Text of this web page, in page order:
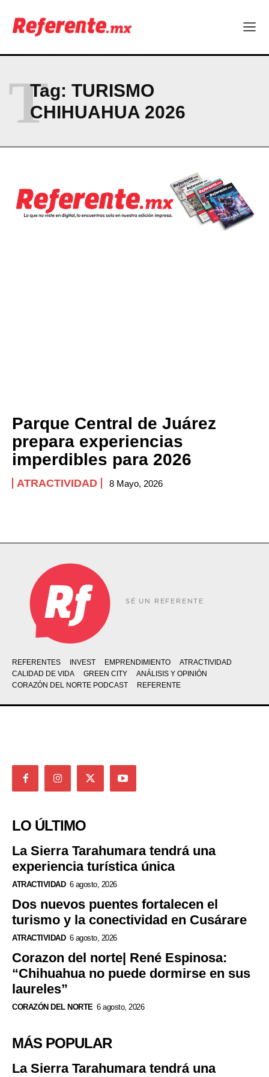
ABOUT
NEWSLETTER
Tag: TURISMO
CHIHUAHUA 2026
T
Parque Central de Juárez
prepara experiencias
imperdibles para 2026
ATRACTIVIDAD 8 Mayo, 2026
SÉ UN REFERENTE
REFERENTES INVEST EMPRENDIMIENTO
ATRACTIVIDAD
CALIDAD DE VIDA
GREEN CITY
ANÁLISIS Y OPINIÓN
CORAZÓN DEL NORTE PODCAST
REFERENTE
LO ÚLTIMO
La Sierra Tarahumara tendrá una
experiencia turística única
ATRACTIVIDAD 6 agosto, 2026
Dos nuevos puentes fortalecen el
turismo y la conectividad en Cusárare
ATRACTIVIDAD 6 agosto, 2026
Corazon del norte| René Espinosa:
“Chihuahua no puede dormirse en sus
laureles”
CORAZÓN DEL NORTE 6 agosto, 2026
MÁS POPULAR
La Sierra Tarahumara tendrá una